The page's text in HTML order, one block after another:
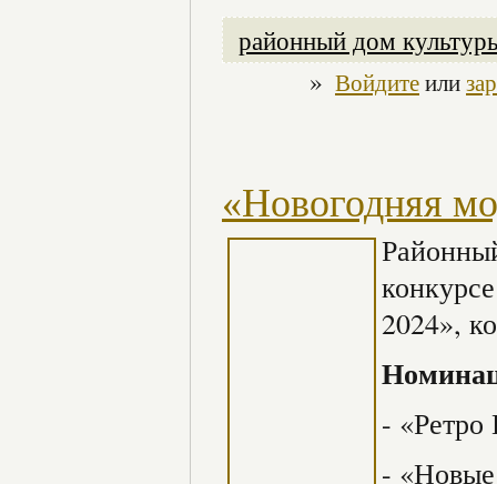
районный дом
» Войдитеили
«Новогодняя
2024»,
- «Ретро
-